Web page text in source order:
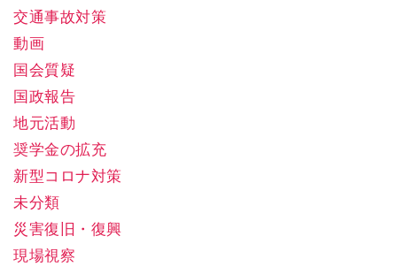
交通事故対策
動画
国会質疑
国政報告
地元活動
奨学金の拡充
新型コロナ対策
未分類
災害復旧・復興
現場視察